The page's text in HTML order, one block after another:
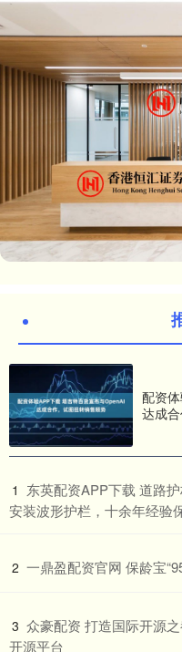
配资
达成
1 东英配资APP下载 道路
安装波形护栏，十余年经验
2 一鼎盈配资官网 保龄宝
3 众豪配资 打造国际开源
开源平台